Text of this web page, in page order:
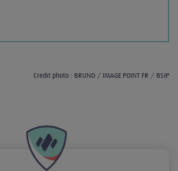
Crédit photo : BRUNO / IMAGE POINT FR / BSIP